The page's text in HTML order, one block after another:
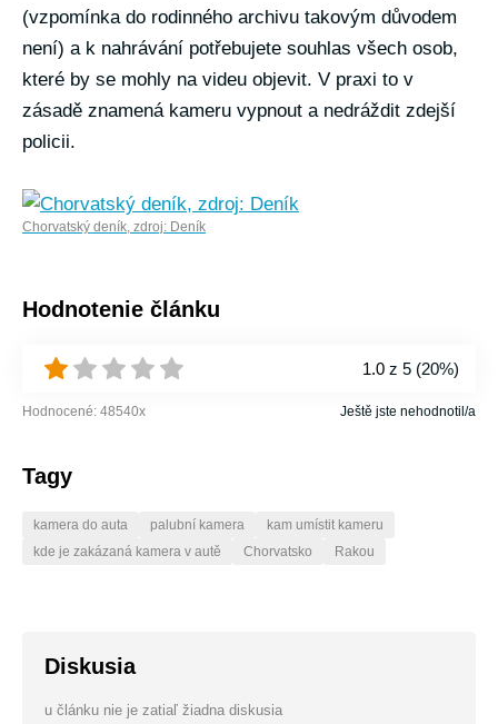
(vzpomínka do rodinného archivu takovým důvodem
není) a k nahrávání potřebujete souhlas všech osob,
které by se mohly na videu objevit. V praxi to v
zásadě znamená kameru vypnout a nedráždit zdejší
policii.
Chorvatský deník, zdroj: Deník
Hodnotenie článku
1.0 z 5 (20%)
Hodnocené: 48540x Ještě jste nehodnotil/a
Tagy
kamera do auta palubní kamera
kam umístit kameru
kde je zakázaná kamera v autě
Chorvatsko Rakou
Diskusia
u článku nie je zatiaľ žiadna diskusia